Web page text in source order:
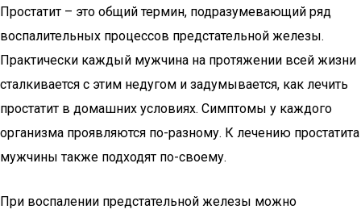
Простатит – это общий термин, подразумевающий ряд
воспалительных процессов предстательной железы.
Практически каждый мужчина на протяжении всей жизни
сталкивается с этим недугом и задумывается, как лечить
простатит в домашних условиях. Симптомы у каждого
организма проявляются по-разному. К лечению простатита
мужчины также подходят по-своему.
При воспалении предстательной железы можно